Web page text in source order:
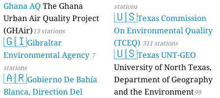
Ghana AQ The Ghana
Urban Air Quality Project
(GHAir)13 stations
🇬🇮Gibraltar
Environmental Agency 7
stations
🇦🇷Gobierno De Bahía
Blanca, Direction Del
stations
🇺🇸Texas Commission
On Environmental Quality
(TCEQ) 311 stations
🇺🇸Texas UNT-GEO
University of North Texas,
Department of Geography
and the Environment99